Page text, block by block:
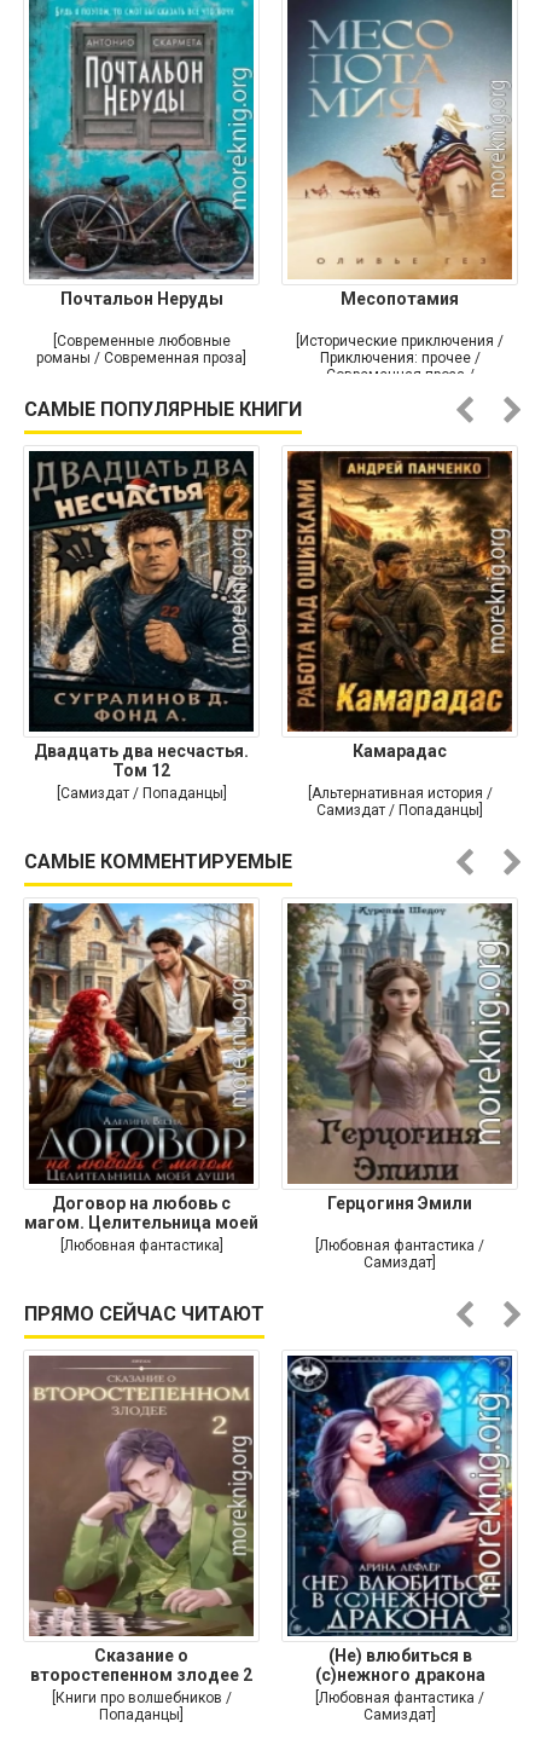
Почтальон Неруды
[Современные любовные
романы / Современная проза]
Месопотамия
[Исторические приключения /
Приключения: прочее /
Современная проза /
САМЫЕ ПОПУЛЯРНЫЕ КНИГИ
Двадцать два несчастья.
Том 12
[Самиздат / Попаданцы]
Камарадас
[Альтернативная история /
Самиздат / Попаданцы]
САМЫЕ КОММЕНТИРУЕМЫЕ
Договор на любовь с
магом. Целительница моей
души
[Любовная фантастика]
Герцогиня Эмили
[Любовная фантастика /
Самиздат]
ПРЯМО СЕЙЧАС ЧИТАЮТ
Сказание о
второстепенном злодее 2
[Книги про волшебников /
Попаданцы]
(Не) влюбиться в
(с)нежного дракона
[Любовная фантастика /
Самиздат]